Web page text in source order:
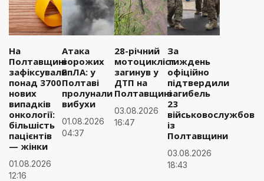
На
Полтавщині
зафіксували
понад 3700
нових
випадків
онкології:
більшість
пацієнтів
— жінки
01.08.2026
12:16
Атака
ворожих
БпЛА: у
Полтаві
пролунали
вибухи
01.08.2026
04:37
28-річний
мотоцикліст
загинув у
ДТП на
Полтавщині
03.08.2026
16:47
За
тиждень
офіційно
підтвердили
загибель
23
із
Полтавщини
03.08.2026
18:43